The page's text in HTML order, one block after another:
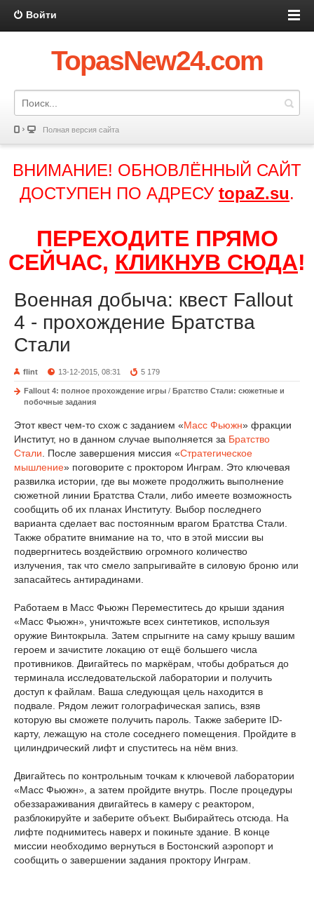
Войти
TopasNew24.com
Полная версия сайта
ВНИМАНИЕ! ОБНОВЛЁННЫЙ САЙТ
ДОСТУПЕН ПО АДРЕСУ topaZ.su.
ПЕРЕХОДИТЕ ПРЯМО
СЕЙЧАС, КЛИКНУВ СЮДА!
Военная добыча: квест Fallout
4 - прохождение Братства
Стали
flint 13-12-2015, 08:31 5 179
Fallout 4: полное прохождение игры / Братство Стали: сюжетные и
побочные задания
Этот квест чем-то схож с заданием «Масс Фьюжн» фракции
Институт, но в данном случае выполняется за Братство
Стали . После завершения миссия «Стратегическое
мышление» поговорите с проктором Инграм. Это ключевая
развилка истории, где вы можете продолжить выполнение
сюжетной линии Братства Стали, либо имеете возможность
сообщить об их планах Институту. Выбор последнего
варианта сделает вас постоянным врагом Братства Стали.
Также обратите внимание на то, что в этой миссии вы
подвергнитесь воздействию огромного количество
излучения, так что смело запрыгивайте в силовую броню или
запасайтесь антирадинами.
Работаем в Масс Фьюжн Переместитесь до крыши здания
«Масс Фьюжн», уничтожьте всех синтетиков, используя
оружие Винтокрыла. Затем спрыгните на саму крышу вашим
героем и зачистите локацию от ещё большего числа
противников. Двигайтесь по маркёрам, чтобы добраться до
терминала исследовательской лаборатории и получить
доступ к файлам. Ваша следующая цель находится в
подвале. Рядом лежит голографическая запись, взяв
которую вы сможете получить пароль. Также заберите ID-
карту, лежащую на столе соседнего помещения. Пройдите в
цилиндрический лифт и спуститесь на нём вниз.
Двигайтесь по контрольным точкам к ключевой лаборатории
«Масс Фьюжн», а затем пройдите внутрь. После процедуры
обеззараживания двигайтесь в камеру с реактором,
разблокируйте и заберите объект. Выбирайтесь отсюда. На
лифте поднимитесь наверх и покиньте здание. В конце
миссии необходимо вернуться в Бостонский аэропорт и
сообщить о завершении задания проктору Инграм.